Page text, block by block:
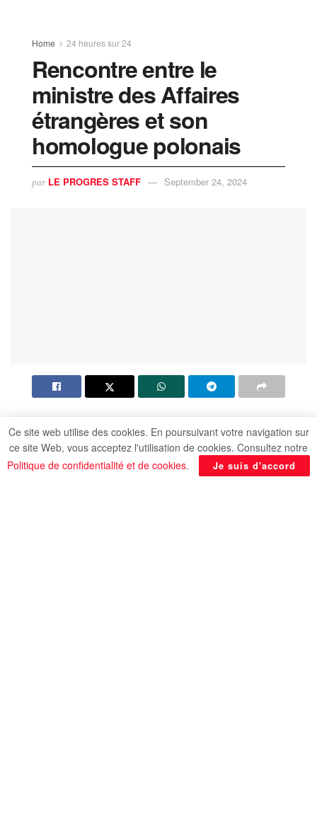
Home 24 heures sur 24
Rencontre entre le
ministre des Affaires
étrangères et son
homologue polonais
par LE PROGRES STAFF September 24, 2024
Le 24 septembre, à l’occasion de la 79ème
Assemblée générale des Nations Unies à New
York, le ministre égyptien des Affaires étrangères
Ce site web utilise des cookies. En poursuivant votre navigation sur
ce site Web, vous acceptez l'utilisation de cookies. Consultez notre
Politique de confidentialité et de cookies. Je suis d'accord